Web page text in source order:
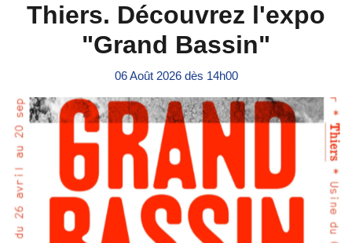
Thiers. Découvrez l'expo
"Grand Bassin"
06 Août 2026 dès 14h00